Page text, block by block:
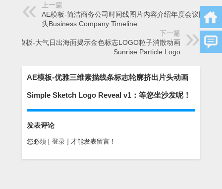
上一篇
AE模板-简洁商务公司时间线图片内容介绍年度会议回顾片
头Business Company Timeline
下一篇
AE模板-大气日出海面揭示金色标志LOGO粒子消散动画
Sunrise Particle Logo
AE模板-优雅三维素描线条标志轮廓挤出片头动画
Simple Sketch Logo Reveal v1：等您坐沙发呢！
发表评论
您必须 [ 登录 ] 才能发表留言！